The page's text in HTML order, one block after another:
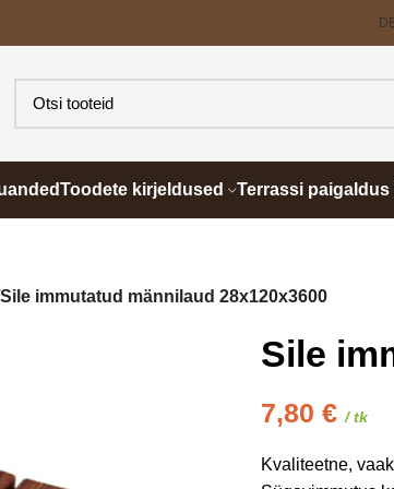
Toodete kirjeldused Terrassi paigaldus
Sile immutatud männilaud 28x120x3600
Sile
7,80 € / tk
Kvaliteetne,